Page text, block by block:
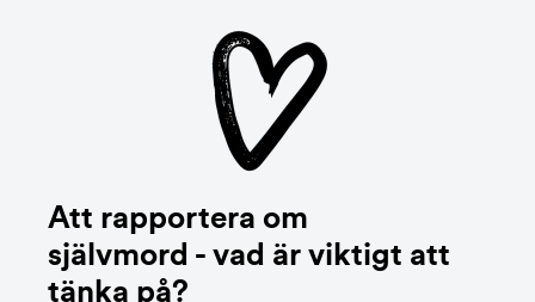
Att rapportera om
självmord - vad är viktigt att
tänka på?